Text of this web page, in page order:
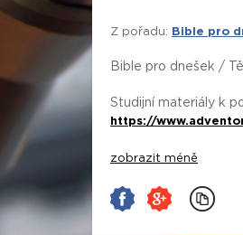
Z pořadu: Bible pro
Bible pro dnešek /
Studijní materiály k
https://
zobrazit méně